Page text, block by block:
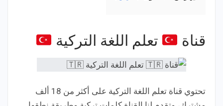
قناة تعلم اللغة التركية
تحتوي قناة تعلم اللغة التركية على أكثر من 18 ألف